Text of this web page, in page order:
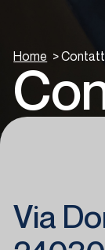
Home >
Via